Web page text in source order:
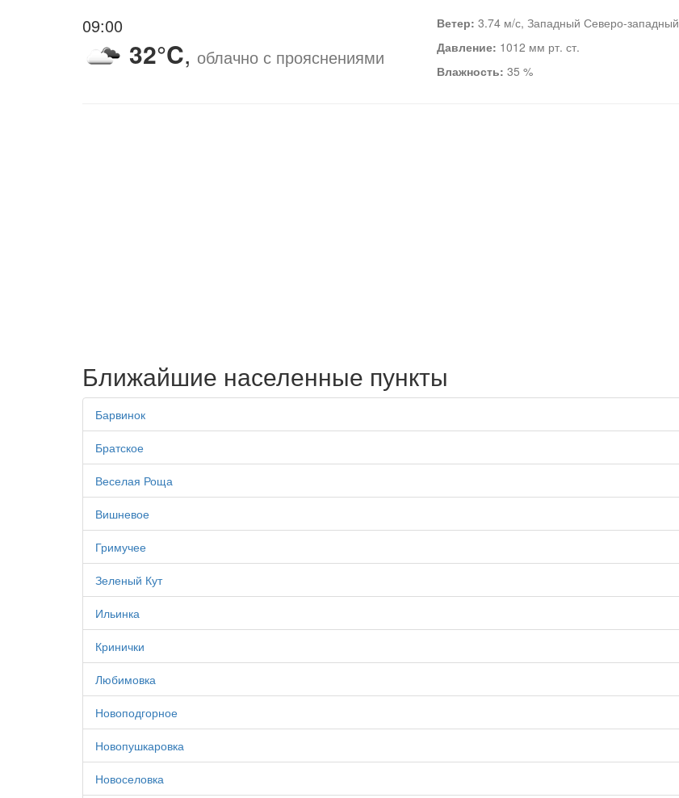
09:00
32°C, облачно с прояснениями
Ветер: 3.74 м/с, Западный Северо-западный
Давление: 1012 мм рт. ст.
Влажность: 35 %
Ближайшие населенные пункты
Барвинок
Братское
Веселая Роща
Вишневое
Гримучее
Зеленый Кут
Ильинка
Кринички
Любимовка
Новоподгорное
Новопушкаровка
Новоселовка